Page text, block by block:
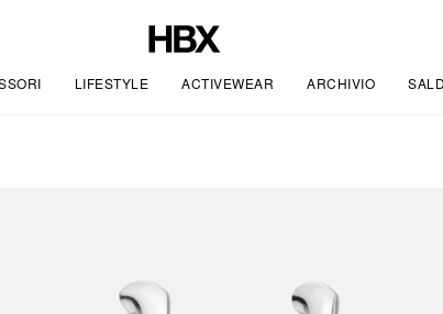
LIFESTYLE ACTIVEWEAR ARCHIVIO